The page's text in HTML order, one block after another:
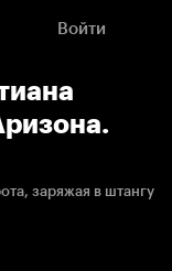
Войти
заряжая в штангу